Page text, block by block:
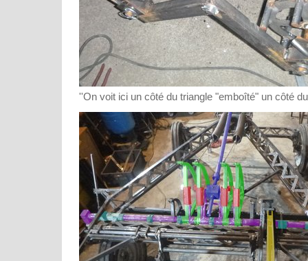
''On voit ici un côté du triangle "emboîté" un côté